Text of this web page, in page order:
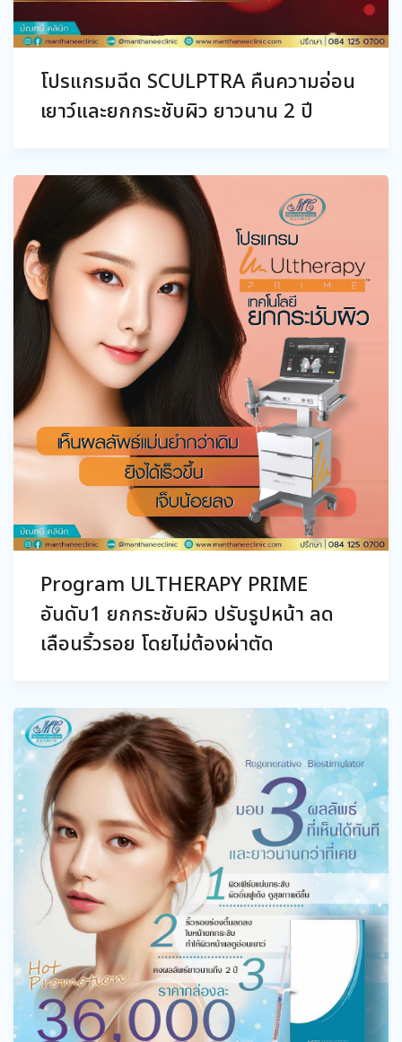
โปรแกรมฉีด SCULPTRA คืนความอ่อน
เยาว์และยกกระชับผิว ยาวนาน 2 ปี
Program ULTHERAPY PRIME
อันดับ1 ยกกระชับผิว ปรับรูปหน้า ลด
เลือนริ้วรอย โดยไม่ต้องผ่าตัด